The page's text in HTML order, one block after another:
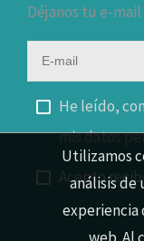
Déjanos tu e-
He leído,
mis datos
Acepto
Utilizamos
análisis de
experiencia